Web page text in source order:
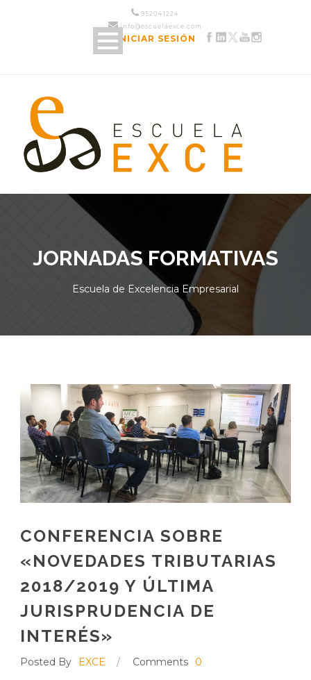
952 04 12 24
info@escuelaexce.com
INICIAR SESIÓN
JORNADAS FORMATIVAS
Escuela de Excelencia Empresarial
CONFERENCIA SOBRE
«NOVEDADES TRIBUTARIAS
2018/2019 Y ÚLTIMA
JURISPRUDENCIA DE
INTERÉS»
Posted By EXCE / Comments 0